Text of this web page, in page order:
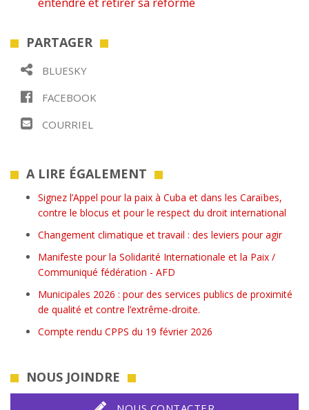
PARTAGER
BLUESKY
FACEBOOK
COURRIEL
A LIRE ÉGALEMENT
Signez l’Appel pour la paix à Cuba et dans les Caraïbes,
contre le blocus et pour le respect du droit international
Changement climatique et travail : des leviers pour agir
Manifeste pour la Solidarité Internationale et la Paix /
Communiqué fédération - AFD
Municipales 2026 : pour des services publics de proximité
de qualité et contre l’extrême-droite.
Compte rendu CPPS du 19 février 2026
NOUS JOINDRE